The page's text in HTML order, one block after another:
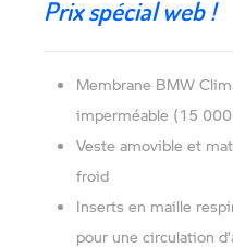
Prix spécial web !
Membrane BMW
imperméable (15
Veste amovible et
froid
Inserts en maille
pour une circulation